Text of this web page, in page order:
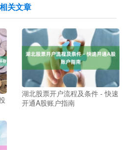
相关文章
湖北股票开户流程及条件 - 快速
开通A股账户指南